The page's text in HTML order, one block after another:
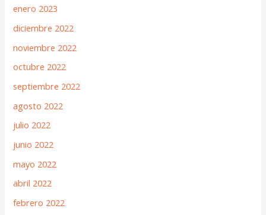
enero 2023
diciembre 2022
noviembre 2022
octubre 2022
septiembre 2022
agosto 2022
julio 2022
junio 2022
mayo 2022
abril 2022
febrero 2022